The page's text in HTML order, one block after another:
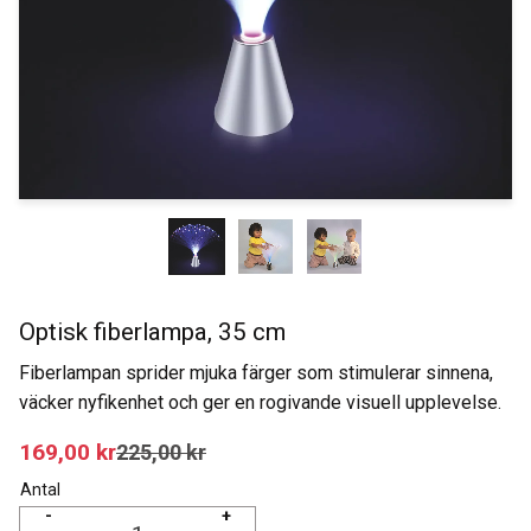
Optisk fiberlampa, 35 cm
Fiberlampan sprider mjuka färger som stimulerar sinnena,
väcker nyfikenhet och ger en rogivande visuell upplevelse.
Nedsatt pris:
169,00 krOrdinarie pris:
225,00kr
Antal
+
-